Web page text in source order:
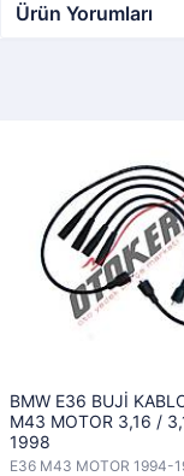
Ürün Yorumları
BMW E36 BUJİ
M43 MOTOR 3,16 /
1998
E36 M43 MOTOR 1994-